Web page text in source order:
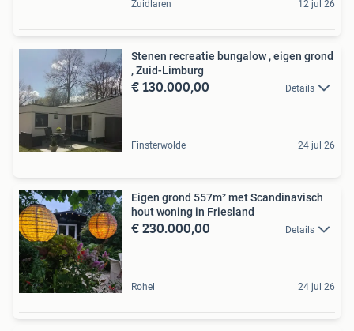
Zuidlaren 12 jul 26
Stenen recreatie bungalow , eigen grond
, Zuid-Limburg
€ 130.000,00 Details
Finsterwolde 24 jul 26
Eigen grond 557m² met Scandinavisch
hout woning in Friesland
€ 230.000,00 Details
Rohel 24 jul 26